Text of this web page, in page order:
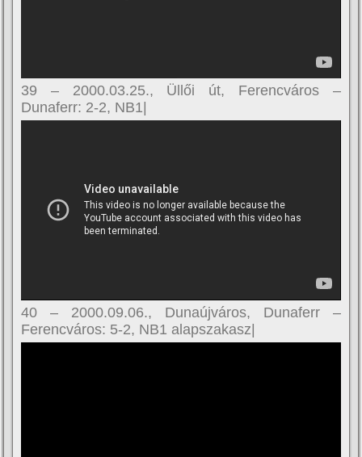
39 – 2000.03.25., Üllői út, Ferencváros –
Dunaferr: 2-2, NB1|
40 – 2000.09.06., Dunaújváros, Dunaferr –
Ferencváros: 5-2, NB1 alapszakasz|